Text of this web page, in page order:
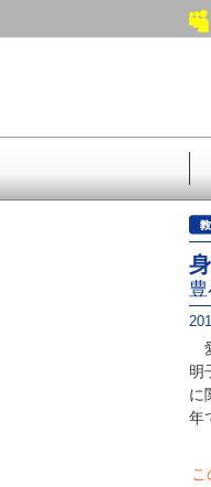
明
に
年
こ